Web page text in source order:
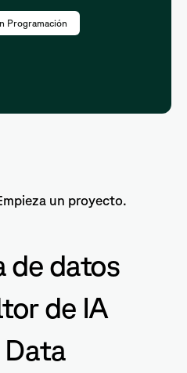
Programación
un proyecto.
de datos
de IA
Data